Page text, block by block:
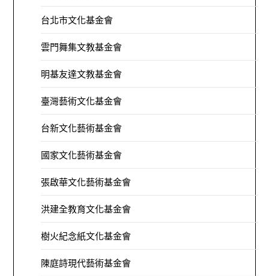
台北市文化基金會
雲門舞集文教基金會
明基友達文教基金會
臺灣藝術文化基金會
台新文化藝術基金會
國家文化藝術基金會
張啟華文化藝術基金會
洪建全教育文化基金會
樹火紀念紙文化基金會
陳庭詩現代藝術基金會